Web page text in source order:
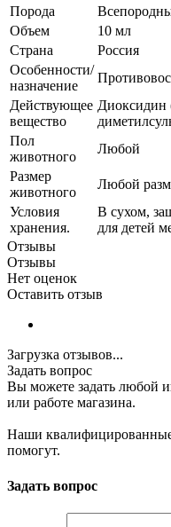
Порода
Объем
10 мл
Страна
Россия
Особенности/
назначение
Действующее
вещество
Диоксидин
Пол
животного
Любой
Размер
животного
Любой
Условия
хранения.
В сухом,
для детей
Отзывы
Отзывы
Нет оценок
Оставить отзыв
Загрузка отзывов...
Задать вопрос
Вы можете задать любой
или работе магазина.
Наши квалифицированные
помогут.
Задать вопрос